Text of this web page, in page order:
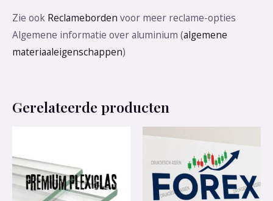
Zie ook Reclameborden voor meer reclame-opties
Algemene informatie over aluminium (algemene
materiaaleigenschappen)
Gerelateerde producten